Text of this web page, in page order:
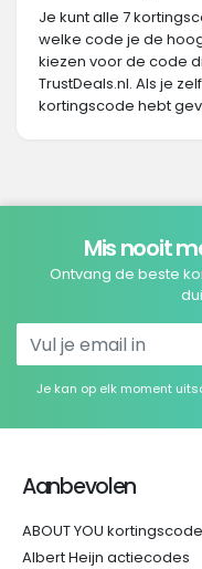
Je kunt alle 7
welke code je de
kiezen voor de code
TrustDeals.nl. Als je
kortingscode hebt
Mis nooit
Ontvang de beste
Je kan op elk moment
Aanbevolen
ABOUT YOU
Albert Heijn actiecodes